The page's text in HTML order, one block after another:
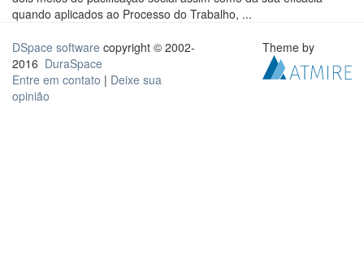
quando aplicados ao Processo do Trabalho, ...
DSpace software copyright © 2002-
2016 DuraSpace
Entre em contato | Deixe sua
opinião
Theme by